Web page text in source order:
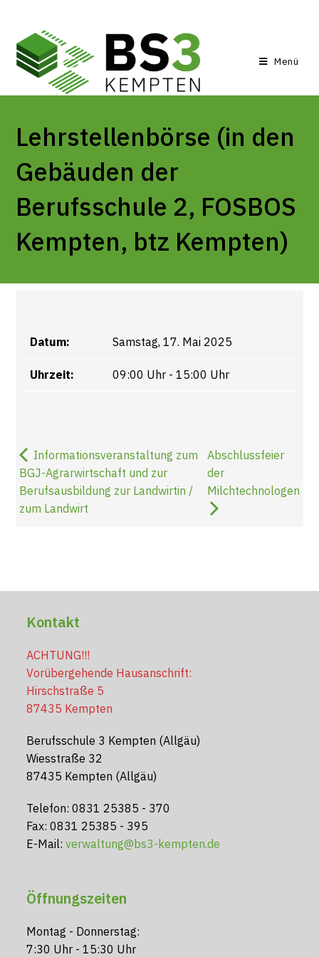
Menü
Lehrstellenbörse (in den
Gebäuden der
Berufsschule 2, FOSBOS
Kempten, btz Kempten)
Datum: Samstag, 17. Mai 2025
Uhrzeit: 09:00 Uhr - 15:00 Uhr
Informationsveranstaltung zum
BGJ-Agrarwirtschaft und zur
Berufsausbildung zur Landwirtin /
zum Landwirt
Abschlussfeier
der
Milchtechnologen
Kontakt
ACHTUNG!!!
Vorübergehende Hausanschrift:
Hirschstraße 5
87435 Kempten
Berufsschule 3 Kempten (Allgäu)
Wiesstraße 32
87435 Kempten (Allgäu)
Telefon: 0831 25385 - 370
Fax: 0831 25385 - 395
E-Mail:verwaltung@bs3-kempten.de
Öffnungszeiten
Montag - Donnerstag:
7:30 Uhr - 15:30 Uhr